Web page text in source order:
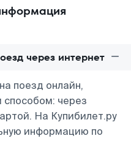
через интернет
поезд онлайн,
через
На Купибилет.ру
информацию по